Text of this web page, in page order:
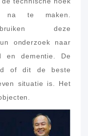
na te maken.
deze
onderzoek naar
en dementie. De
of dit de beste
situatie is. Het